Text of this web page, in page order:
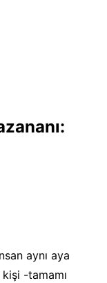
aynı aya
-tamamı